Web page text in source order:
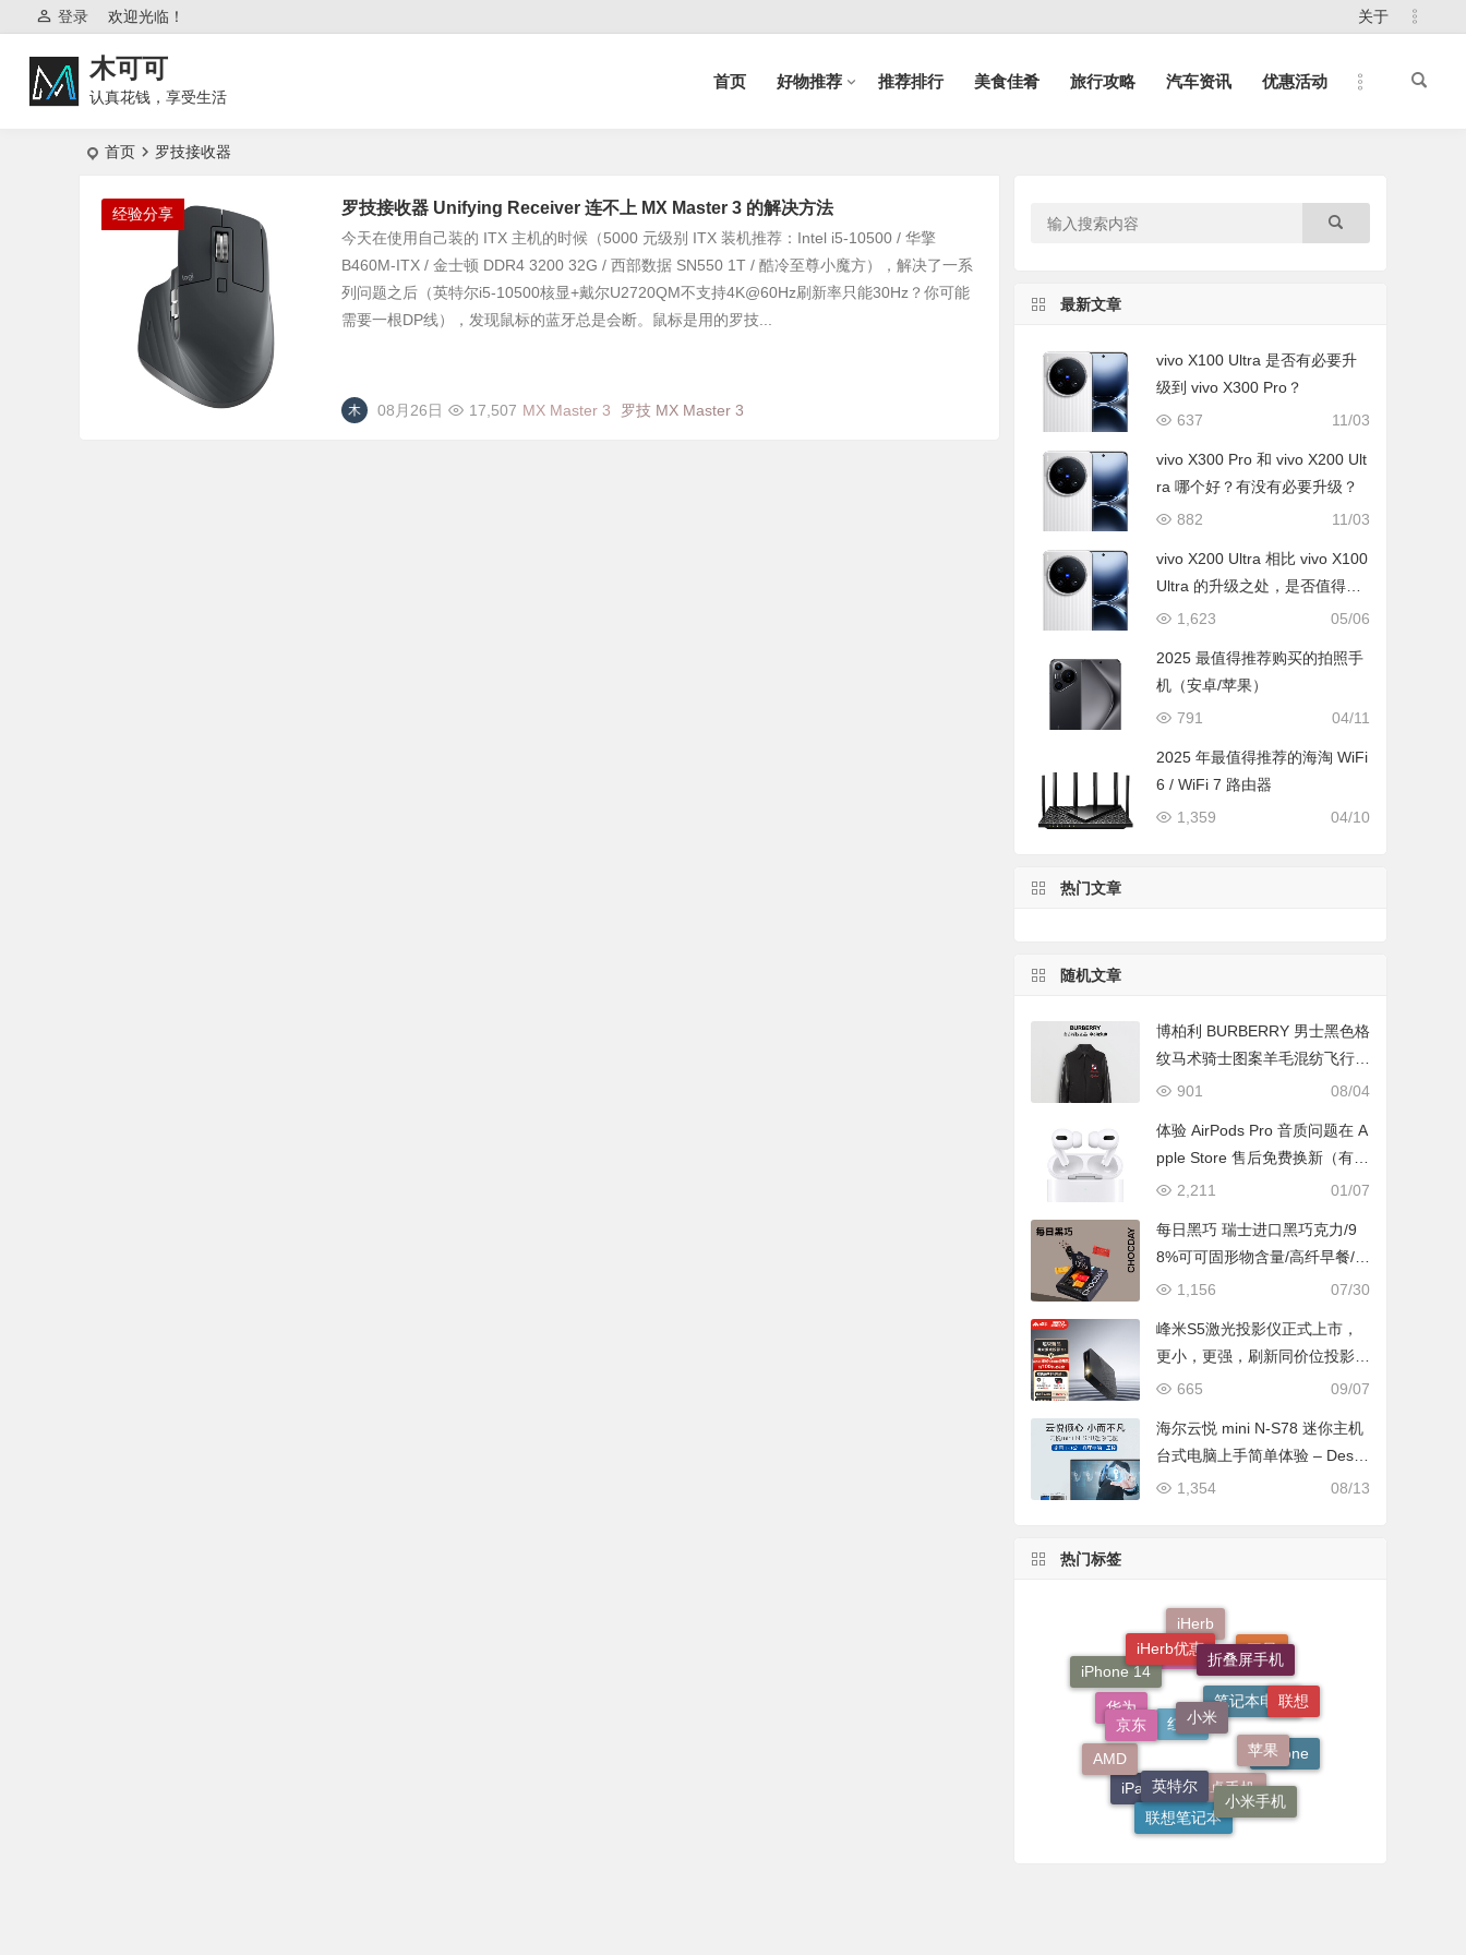
欢迎光临！
登录 关于
木可可
认真花钱，享受生活
首页 好物推荐 推荐排行 美食佳肴 旅行攻略 汽车资讯 优惠活动
首页 罗技接收器
经验分享 罗技接收器 Unifying Receiver 连不上 MX Master 3 的解决方法
今天在使用自己装的 ITX 主机的时候（5000 元级别 ITX 装机推荐：Intel i5-10500 / 华擎
B460M-ITX / 金士顿 DDR4 3200 32G / 西部数据 SN550 1T / 酷冷至尊小魔方），解决了一系
列问题之后（英特尔i5-10500核显+戴尔U2720QM不支持4K@60Hz刷新率只能30Hz？你可能
需要一根DP线），发现鼠标的蓝牙总是会断。鼠标是用的罗技...
08月26日 17,507 MX Master 3 罗技 MX Master 3
最新文章
vivo X100 Ultra 是否有必要升
级到 vivo X300 Pro？
11/03
637
vivo X300 Pro 和 vivo X200 Ult
ra 哪个好？有没有必要升级？
11/03
882
vivo X200 Ultra 相比 vivo X100
Ultra 的升级之处，是否值得升
级购买
05/06
1,623
2025 最值得推荐购买的拍照手
机（安卓/苹果）
04/11
791
2025 年最值得推荐的海淘 WiFi
6 / WiFi 7 路由器
04/10
1,359
热门文章
随机文章
博柏利 BURBERRY 男士黑色格
纹马术骑士图案羊毛混纺飞行夹
克 80062151
08/04
901
体验 AirPods Pro 音质问题在 A
pple Store 售后免费换新（有 A
pple Care+）
01/07
2,211
每日黑巧 瑞士进口黑巧克力/9
8%可可固形物含量/高纤早餐/糖
果休闲零食
07/30
1,156
峰米S5激光投影仪正式上市，
更小，更强，刷新同价位投影新
标准，首发2999元
09/07
665
海尔云悦 mini N-S78 迷你主机
台式电脑上手简单体验 – Desk
mini 整机方案
08/13
1,354
热门标签
Apple
iHerb
三星
笔记本电脑
红米
华为
iPhone 14
iHerb优惠
折叠屏手机
联想
iPhone
安卓手机
iPad Pro
AMD
京东
小米
苹果
小米手机
联想笔记本
英特尔